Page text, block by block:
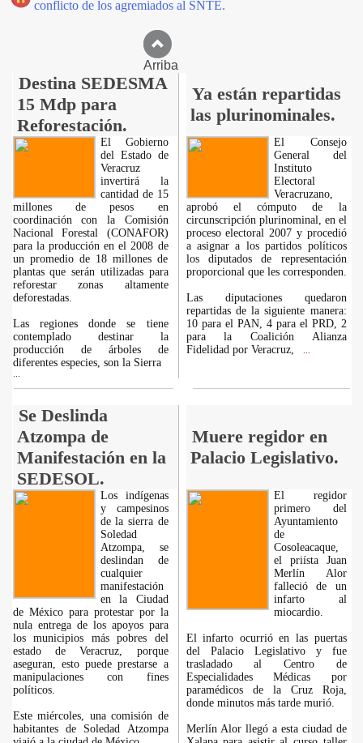
conflicto de los agremiados al SNTE.
Arriba
Destina SEDESMA
15 Mdp para
Reforestación.
Ya están repartidas
las plurinominales.
El Gobierno
del Estado de
Veracruz
invertirá la
cantidad de 15
millones de pesos en
coordinación con la Comisión
Nacional Forestal (CONAFOR)
para la producción en el 2008 de
un promedio de 18 millones de
plantas que serán utilizadas para
reforestar zonas altamente
deforestadas.
Las regiones donde se tiene
contemplado destinar la
producción de árboles de
diferentes especies, son la Sierra
El Consejo
General del
Instituto
Electoral
Veracruzano,
aprobó el cómputo de la
circunscripción plurinominal, en el
proceso electoral 2007 y procedió
a asignar a los partidos políticos
los diputados de representación
proporcional que les corresponden.
Las diputaciones quedaron
repartidas de la siguiente manera:
10 para el PAN, 4 para el PRD, 2
para la Coalición Alianza
Fidelidad por Veracruz,
Se Deslinda
Atzompa de
Manifestación en la
SEDESOL.
Muere regidor en
Palacio Legislativo.
Los indígenas
y campesinos
de la sierra de
Soledad
Atzompa, se
deslindan de
cualquier
manifestación
en la Ciudad
de México para protestar por la
nula entrega de los apoyos para
los municipios más pobres del
estado de Veracruz, porque
aseguran, esto puede prestarse a
manipulaciones con fines
políticos.
Este miércoles, una comisión de
habitantes de Soledad Atzompa
El regidor
primero del
Ayuntamiento
de
Cosoleacaque,
el priísta Juan
Merlín Alor
falleció de un
infarto al
miocardio.
El infarto ocurrió en las puertas
del Palacio Legislativo y fue
trasladado al Centro de
Especialidades Médicas por
paramédicos de la Cruz Roja,
donde minutos más tarde murió.
Merlín Alor llegó a esta ciudad de